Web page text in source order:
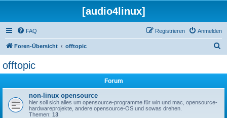
[audio4linux]
FAQ Anmelden
Registrieren
Foren-Übersicht offtopic
offtopic
Forum
non-linux opensource
hier soll sich alles um opensource-programme für win und mac, opensource-
hardwareprojekte, andere opensource-OS und sowas drehen.
Themen: 13